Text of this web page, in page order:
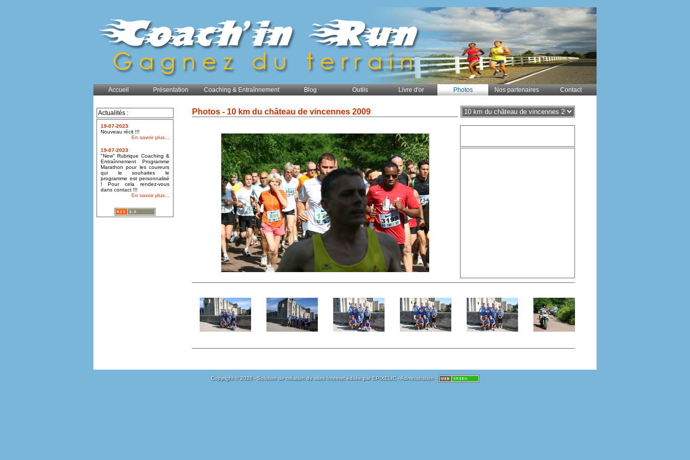
Accueil Présentation Coaching & Entraînnement Blog Outils Livre d'or Photos Nos partenaires Contact
Actualités :
19-07-2023
Nouveau récit !!!
En savoir plus...
19-07-2023
"New" Rubrique Coaching &
Entraînnement Programme
Marathon pour les coureurs
qui le souhaites le
programme est personnalisé
! Pour cela rendez-vous
dans contact !!!
En savoir plus...
Photos - 10 km du château de vincennes 2009
Copyright © 2026 - Solution de création de sites Internet éditée parEPIXELIC-Administration-